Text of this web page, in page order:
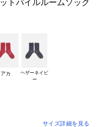
トパイルルームソック
アカ
ヘザーネイビ
ー
サイズ詳細を見る